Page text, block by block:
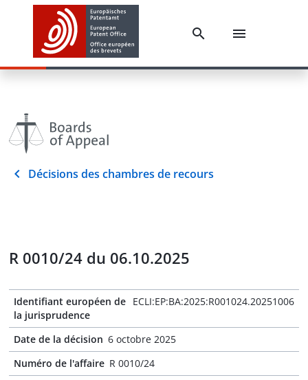
Décisions des chambres de recours
R 0010/24 du 06.10.2025
Identifiant européen de
la jurisprudence
ECLI:EP:BA:2025:R001024.20251006
Date de la décision 6 octobre 2025
Numéro de l'affaire R 0010/24